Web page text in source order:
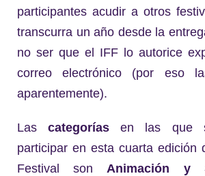
participantes acudir a otros
transcurra un año desde la
no ser que el IFF lo autorice
correo electrónico (por eso
aparentemente).
Lascategorías en las que
participar en esta cuarta edición
Festival son Animación y